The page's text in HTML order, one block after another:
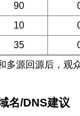
90
10
35
多源回源后，观
名/DNS建议